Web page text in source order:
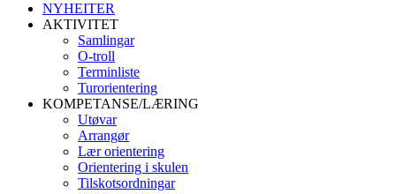
NYHEITER
AKTIVITET
Samlingar
O-troll
Terminliste
Turorientering
KOMPETANSE/LÆRING
Utøvar
Arrangør
Lær orientering
Orientering i skulen
Tilskotsordningar